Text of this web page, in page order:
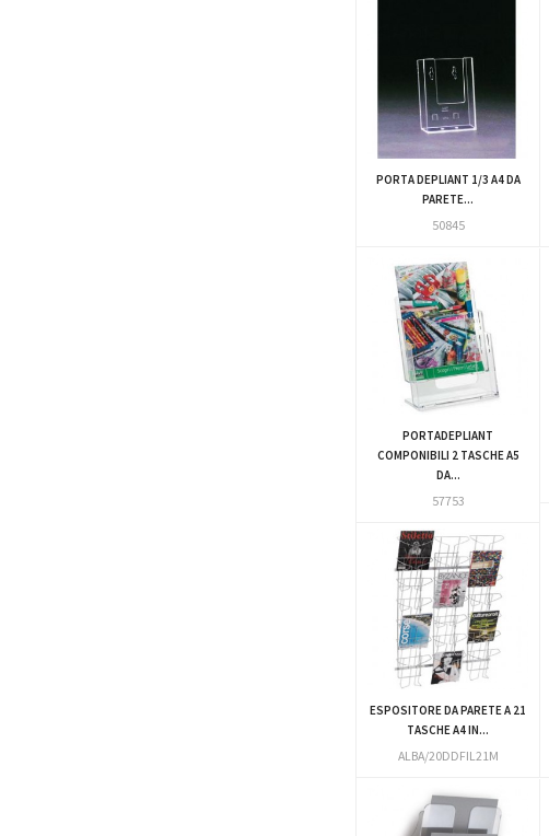
PORTA DEPLIANT 1/3 A4 DA
PARETE...
50845
PORTADEPLIANT
COMPONIBILI 2 TASCHE A5
DA...
57753
ESPOSITORE DA PARETE A 21
TASCHE A4 IN...
ALBA/20DDFIL21M